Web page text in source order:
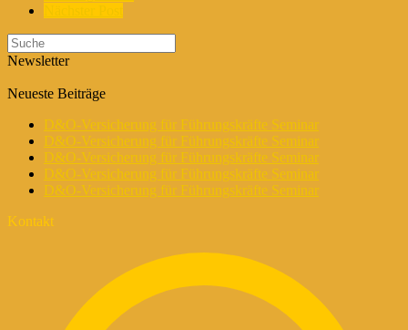
Newsletter
Neueste Beiträge
D&O-Versicherung für Führungskräfte Seminar
D&O-Versicherung für Führungskräfte Seminar
D&O-Versicherung für Führungskräfte Seminar
D&O-Versicherung für Führungskräfte Seminar
D&O-Versicherung für Führungskräfte Seminar
Kontakt